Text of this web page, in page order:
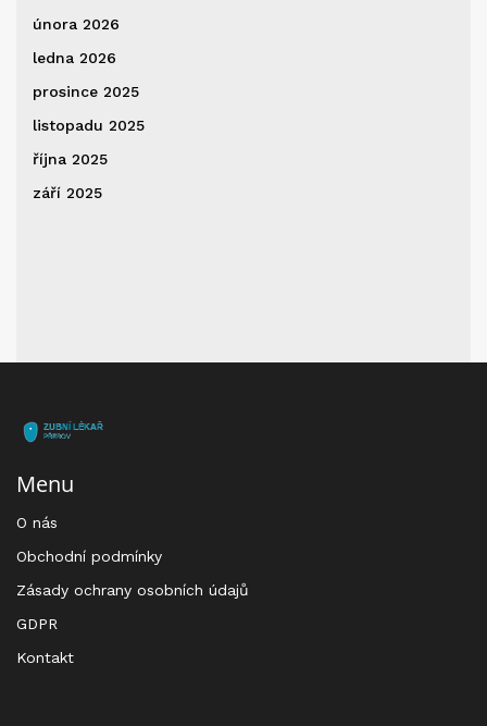
února 2026
ledna 2026
prosince 2025
listopadu 2025
října 2025
září 2025
Menu
O nás
Obchodní podmínky
Zásady ochrany osobních údajů
GDPR
Kontakt